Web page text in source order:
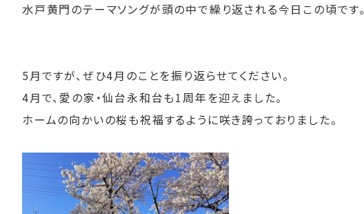
水戸黄門のテーマソングが頭の中で繰り返される今日この頃です。
5月ですが、ぜひ4月のことを振り返らせてください。
4月で、愛の家・仙台永和台も1周年を迎えました。
ホームの向かいの桜も祝福するように咲き誇っておりました。